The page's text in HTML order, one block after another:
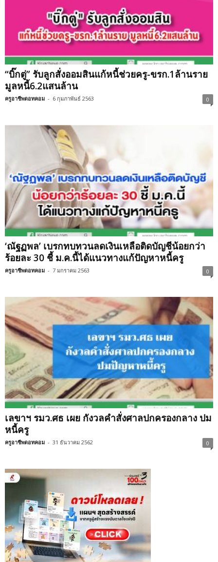
“บิ๊กตู่” รับลูกสั่งออมสินแก้หนี้ช่วยครู-ขรก.1ล้านราย
มูลหนี้6.2แสนล้าน
ครูอาชีพดอทคอม - 6 กุมภาพันธ์ 2563 0
‘ณัฐฏพล’ เบรกทบทวนลดเงินเหลือติดบัญชีน้อยกว่า
ร้อยละ 30 ชี้ ม.ค.นี้ได้แนวทางแก้ปัญหาหนี้ครู
ครูอาชีพดอทคอม - 7 มกราคม 2563 0
เลขาฯ รมว.ศธ เผย กังวลคำสั่งศาลปกครองกลาง ปม
หนี้ครู
ครูอาชีพดอทคอม - 31 ธันวาคม 2562 0